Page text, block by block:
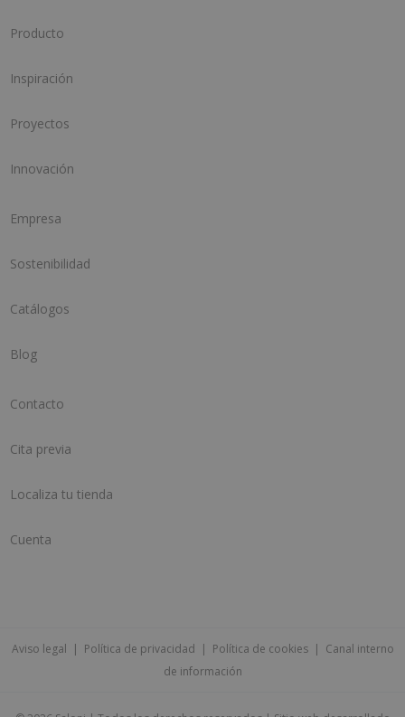
Producto
Inspiración
Proyectos
Innovación
Empresa
Sostenibilidad
Catálogos
Blog
Contacto
Cita previa
Localiza tu tienda
Cuenta
Aviso legal | Política de privacidad | Política de cookies| Canal interno
de información